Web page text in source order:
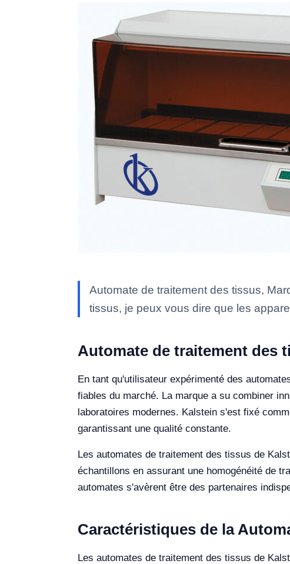
Automate de traitement des tissus,
tissus, je peux vous dire que les
Automate de traitement des
En tant qu'utilisateur expérimenté des
fiables du marché. La marque a su combiner
laboratoires modernes. Kalstein s'est fixé
garantissant une qualité constante.
Les automates de traitement des tissus de
échantillons en assurant une homogénéité de
automates s'avèrent être des partenaires
Caractéristiques de la
Les automates de traitement des tissus de